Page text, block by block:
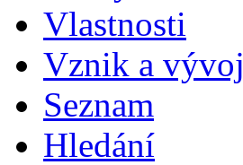
Vlastnosti
Vznik a vývoj
Seznam
Hledání